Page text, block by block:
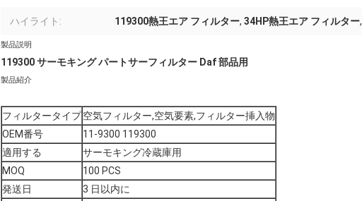
ハイライト: 119300熱王エア フィルター, 34HP熱王エア フィルター,
製品説明
119300 サーモキング パートサーフィルター Daf 部品用
製品紹介
フィルタータイプ空気フィルター,空気要素,フィルター挿入物
OEM番号
11-9300 119300
適用する
サーモキング冷蔵庫用
MOQ
100 PCS
発送日
3 日以内に